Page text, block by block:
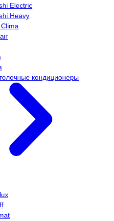
Electric
Heavy
Clima
кондиционеры